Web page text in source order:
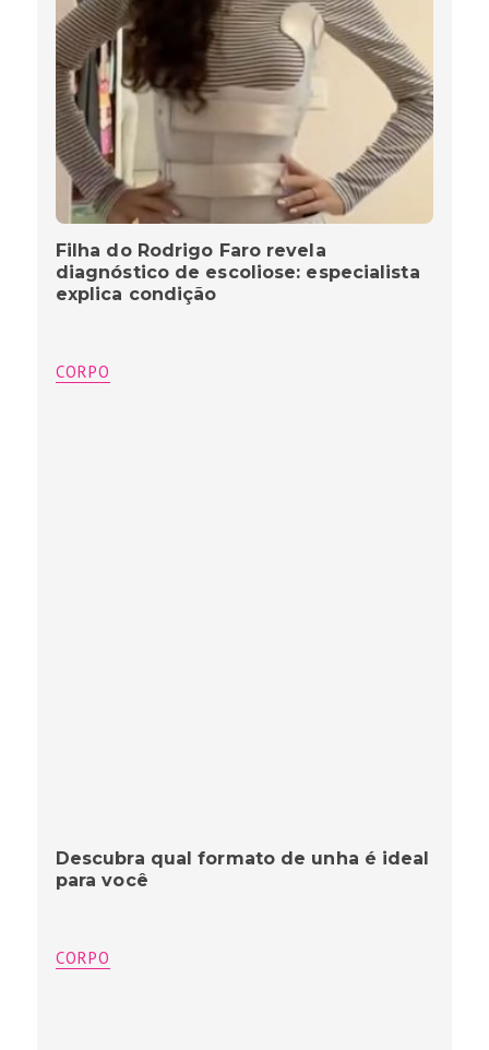
Filha do Rodrigo Faro revela
diagnóstico de escoliose: especialista
explica condição
CORPO
Descubra qual formato de unha é ideal
para você
CORPO